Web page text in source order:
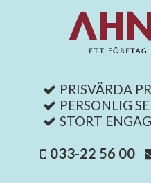
PRISVÄRDA
PERSONLIG
STORT
033-22 56 00